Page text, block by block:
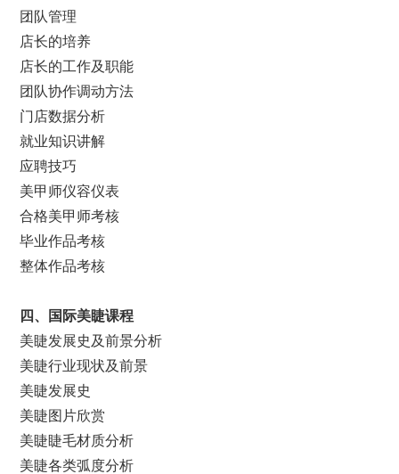
团队管理
店长的培养
店长的工作及职能
团队协作调动方法
门店数据分析
就业知识讲解
应聘技巧
美甲师仪容仪表
合格美甲师考核
毕业作品考核
整体作品考核
四、国际美睫课程
美睫发展史及前景分析
美睫行业现状及前景
美睫发展史
美睫图片欣赏
美睫睫毛材质分析
美睫各类弧度分析